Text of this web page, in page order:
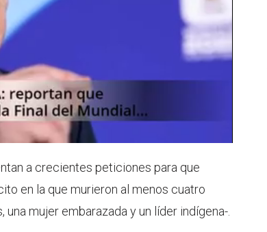
a crecientes peticiones para que
en la que murieron al menos cuatro
mujer embarazada y un líder indígena-.